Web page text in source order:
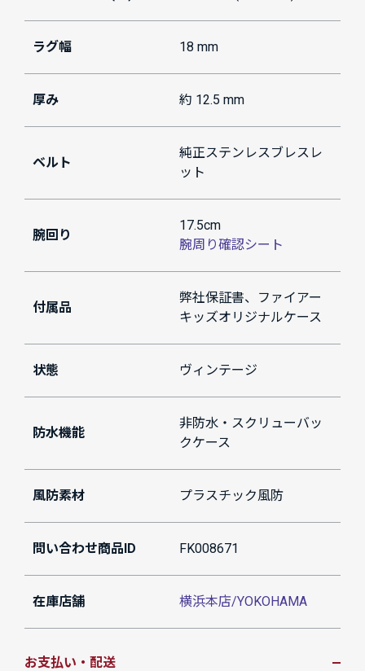
ラグ幅 18 mm
厚み 約 12.5 mm
ベルト
純正ステンレスブレスレ
ット
腕回り
17.5cm
腕周り確認シート
付属品
弊社保証書、ファイアー
キッズオリジナルケース
状態 ヴィンテージ
防水機能
非防水・スクリューバッ
クケース
風防素材 プラスチック風防
問い合わせ商品ID FK008671
在庫店舗 横浜本店/YOKOHAMA
お支払い・配送